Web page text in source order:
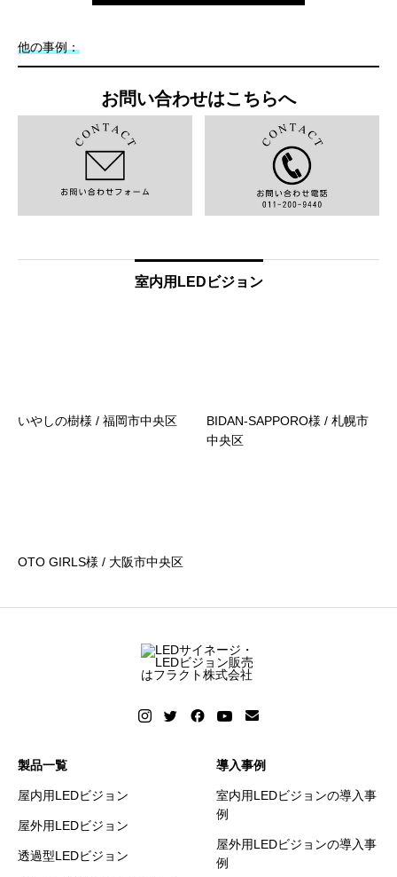
他の事例：
お問い合わせはこちらへ
室内用LEDビジョン
いやしの樹様 / 福岡市中央区
BIDAN-SAPPORO様 / 札幌市
中央区
OTO GIRLS様 / 大阪市中央区
製品一覧
屋内用LEDビジョン
屋外用LEDビジョン
透過型LEDビジョン
導入事例
室内用LEDビジョンの導入事
例
屋外用LEDビジョンの導入事
例